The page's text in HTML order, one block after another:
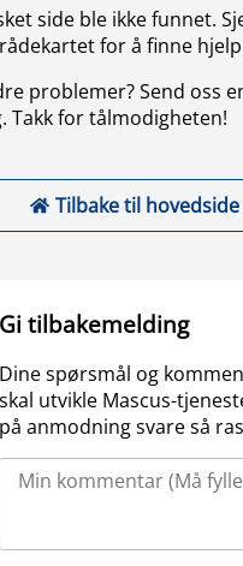
side ble ikke funnet.
for å finne
problemer? Send oss
Takk for tålmodigheten!
Tilbake til hovedside
Gi tilbakemelding
Dine spørsmål og
skal utvikle Mascus-
på anmodning svare så